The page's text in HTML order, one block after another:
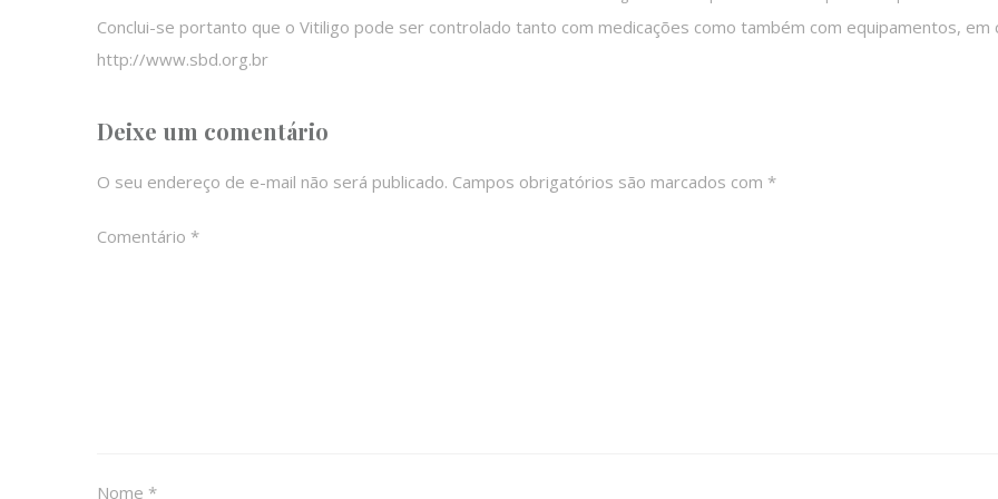
Conclui-se portanto que o Vitiligo pode ser controlado tanto com medicações como também com equipamentos, em
http://www.sbd.org.br
Deixe um comentário
O seu endereço de e-mail não será publicado. Campos obrigatórios são marcados com *
Comentário *
Nome *